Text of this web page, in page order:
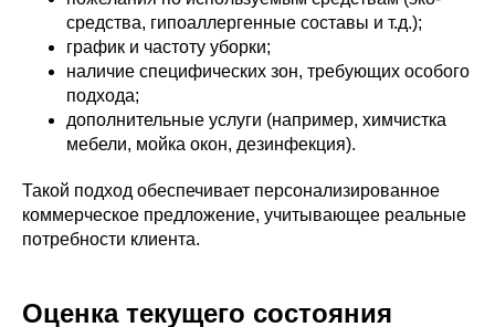
средства, гипоаллергенные составы и т.д.);
график и частоту уборки;
наличие специфических зон, требующих особого
подхода;
дополнительные услуги (например, химчистка
мебели, мойка окон, дезинфекция).
Такой подход обеспечивает персонализированное
коммерческое предложение, учитывающее реальные
потребности клиента.
Оценка текущего состояния